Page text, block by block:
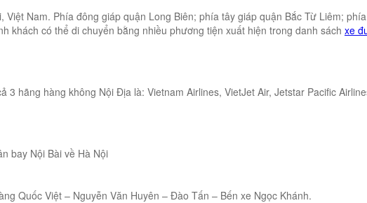
Nam. Phía đông giáp quận Long Biên; phía tây giáp quận Bắc Từ Liêm;
khách có thể di chuyển bằng nhiều phương tiện xuất hiện trong danh sách xe
hãng hàng không Nội Địa là: Vietnam Airlines, VietJet Air, Jetstar Pacific
bay Nội Bài về Hà Nội
Quốc Việt – Nguyễn Văn Huyên – Đào Tấn – Bến xe Ngọc Khánh.